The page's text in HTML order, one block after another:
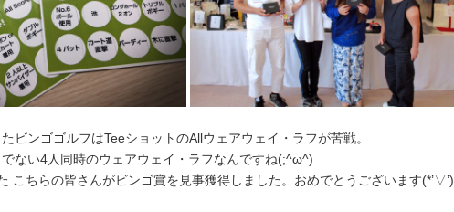
ビンゴゴルフはTeeショットのAllウェアウェイ・ラフが苦戦。
ない4人同時のウェアウェイ・ラフなんですね(;^ω^)
こちらの皆さんがビンゴ賞を見事獲得しました。おめでとうございます(*’▽’)